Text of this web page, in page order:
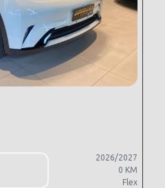
2026/2027
0 KM
Flex